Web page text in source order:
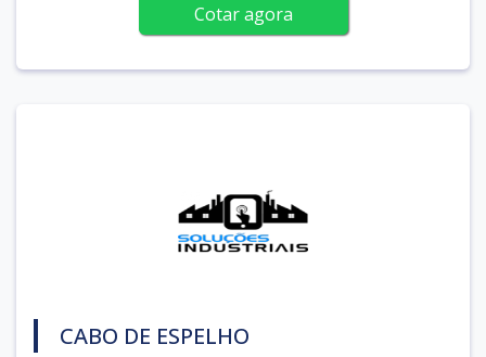
Cotar agora
CABO DE ESPELHO